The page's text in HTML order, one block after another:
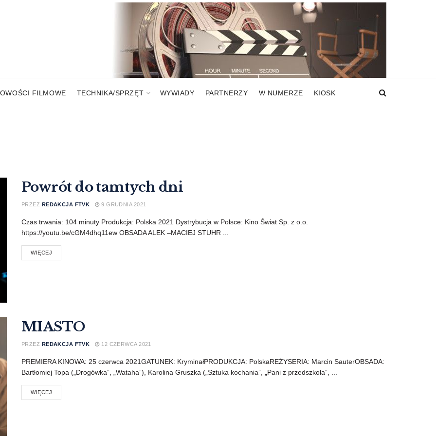
FILMOWE TECHNIKA/SPRZĘT WYWIADY PARTNERZY W NUMERZE KIOSK
Powrót do tamtych dni
PRZEZ REDAKCJA FTVK 9 GRUDNIA 2021
Czas trwania: 104 minuty Produkcja: Polska 2021 Dystrybucja w Polsce: Kino Świat Sp. z o.o.
https://youtu.be/cGM4dhq11ew OBSADA ALEK –MACIEJ STUHR ...
WIĘCEJ
MIASTO
PRZEZ REDAKCJA FTVK 12 CZERWCA 2021
PREMIERA KINOWA: 25 czerwca 2021GATUNEK: KryminałPRODUKCJA: PolskaREŻYSERIA: Marcin SauterOBSADA:
Bartłomiej Topa („Drogówka”, „Wataha”), Karolina Gruszka („Sztuka kochania”, „Pani z przedszkola”, ...
WIĘCEJ